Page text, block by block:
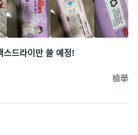
스드라이만 쓸 예정!
檢舉